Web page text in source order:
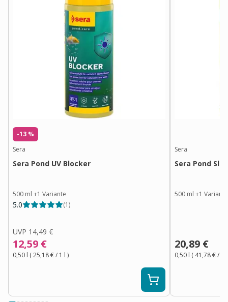
-13 %
Sera
Sera Pond UV Blocker
500 ml +1 Variante
5.0 (1)
UVP 14,49 €
12,59 €
0,50 l (25,18 €/ 1 l )
Sera
Sera Pond
500 ml +1 Variante
20,89 €
0,50 l ( 41,78 €/ 1